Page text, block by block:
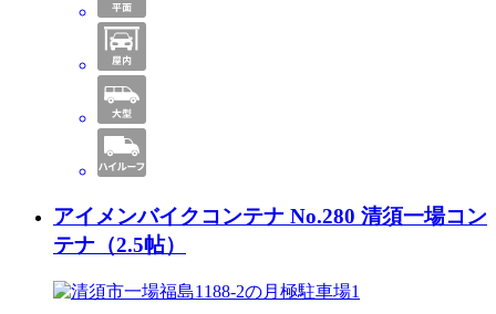
アイメンバイクコンテナ No.280 清須一場コン
テナ（2.5帖）